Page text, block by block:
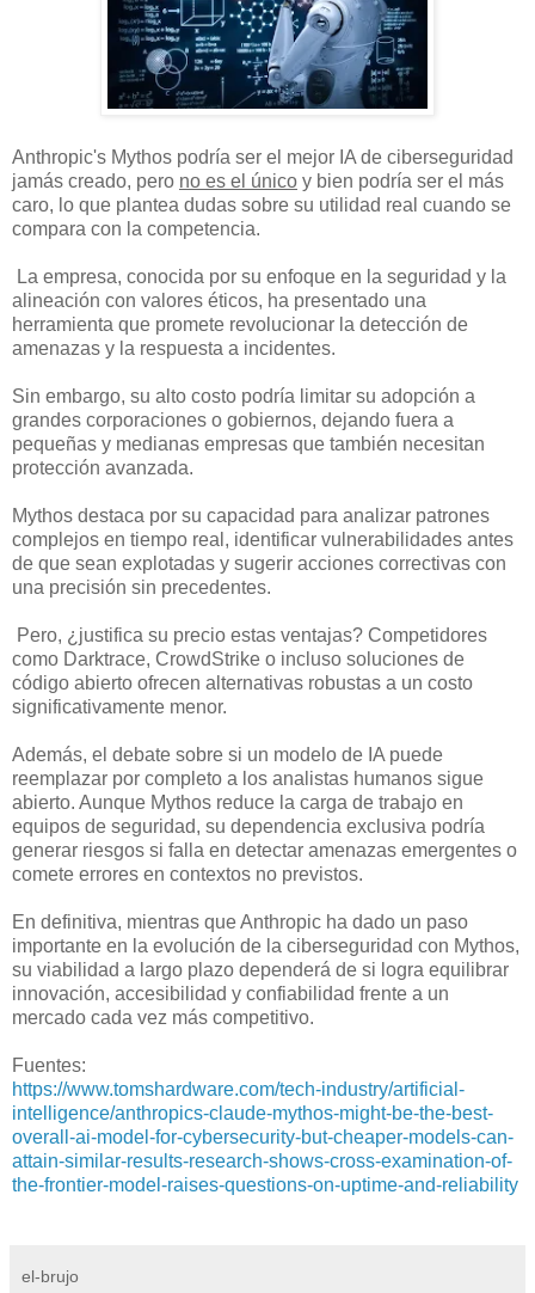
Anthropic's Mythos podría ser el mejor IA de ciberseguridad
jamás creado, pero no es el único y bien podría ser el más
caro, lo que plantea dudas sobre su utilidad real cuando se
compara con la competencia.
La empresa, conocida por su enfoque en la seguridad y la
alineación con valores éticos, ha presentado una
herramienta que promete revolucionar la detección de
amenazas y la respuesta a incidentes.
Sin embargo, su alto costo podría limitar su adopción a
grandes corporaciones o gobiernos, dejando fuera a
pequeñas y medianas empresas que también necesitan
protección avanzada.
Mythos destaca por su capacidad para analizar patrones
complejos en tiempo real, identificar vulnerabilidades antes
de que sean explotadas y sugerir acciones correctivas con
una precisión sin precedentes.
Pero, ¿justifica su precio estas ventajas? Competidores
como Darktrace, CrowdStrike o incluso soluciones de
código abierto ofrecen alternativas robustas a un costo
significativamente menor.
Además, el debate sobre si un modelo de IA puede
reemplazar por completo a los analistas humanos sigue
abierto. Aunque Mythos reduce la carga de trabajo en
equipos de seguridad, su dependencia exclusiva podría
generar riesgos si falla en detectar amenazas emergentes o
comete errores en contextos no previstos.
En definitiva, mientras que Anthropic ha dado un paso
importante en la evolución de la ciberseguridad con Mythos,
su viabilidad a largo plazo dependerá de si logra equilibrar
innovación, accesibilidad y confiabilidad frente a un
mercado cada vez más competitivo.
Fuentes:
https://www.tomshardware.com/tech-industry/artificial-
intelligence/anthropics-claude-mythos-might-be-the-best-
overall-ai-model-for-cybersecurity-but-cheaper-models-can-
attain-similar-results-research-shows-cross-examination-of-
the-frontier-model-raises-questions-on-uptime-and-reliability
el-brujo